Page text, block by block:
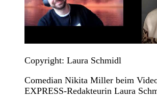
Copyright: Laura Schmidl
Comedian Nikita Miller beim
EXPRESS-Redakteurin Laura